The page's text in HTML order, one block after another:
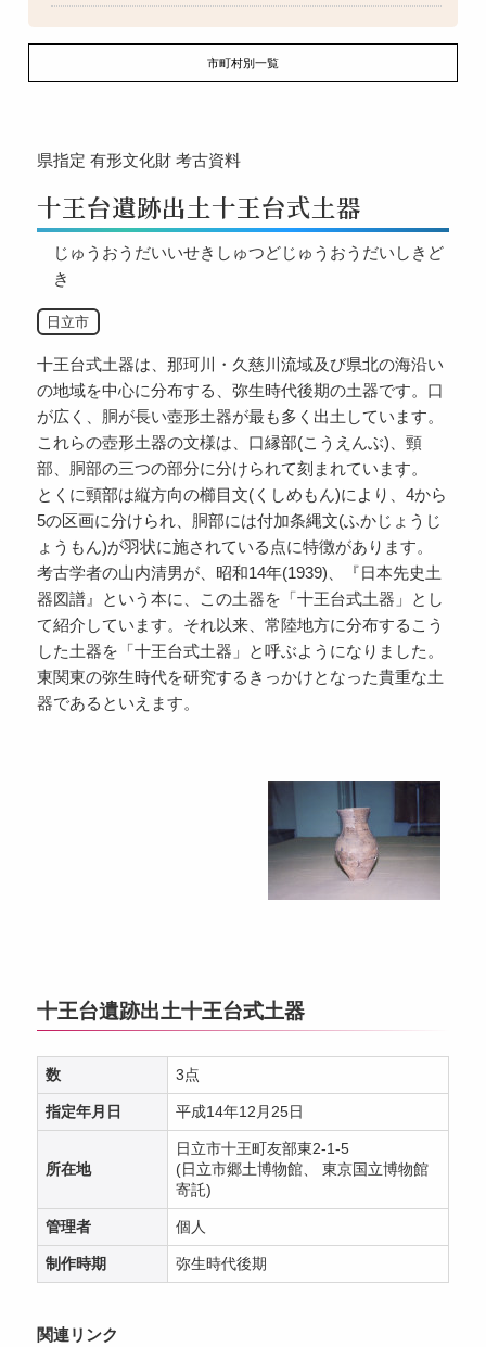
市町村別一覧
県指定 有形文化財 考古資料
十王台遺跡出土十王台式土器
じゅうおうだいいせきしゅつどじゅうおうだいしきど
き
日立市
十王台式土器は、那珂川・久慈川流域及び県北の海沿い
の地域を中心に分布する、弥生時代後期の土器です。口
が広く、胴が長い壺形土器が最も多く出土しています。
これらの壺形土器の文様は、口縁部(こうえんぶ)、頸
部、胴部の三つの部分に分けられて刻まれています。
とくに頸部は縦方向の櫛目文(くしめもん)により、4から
5の区画に分けられ、胴部には付加条縄文(ふかじょうじ
ょうもん)が羽状に施されている点に特徴があります。
考古学者の山内清男が、昭和14年(1939)、『日本先史土
器図譜』という本に、この土器を「十王台式土器」とし
て紹介しています。それ以来、常陸地方に分布するこう
した土器を「十王台式土器」と呼ぶようになりました。
東関東の弥生時代を研究するきっかけとなった貴重な土
器であるといえます。
十王台遺跡出土十王台式土器
数 3点
指定年月日 平成14年12月25日
所在地
日立市十王町友部東2-1-5
(日立市郷土博物館、 東京国立博物館
寄託)
管理者 個人
制作時期 弥生時代後期
関連リンク